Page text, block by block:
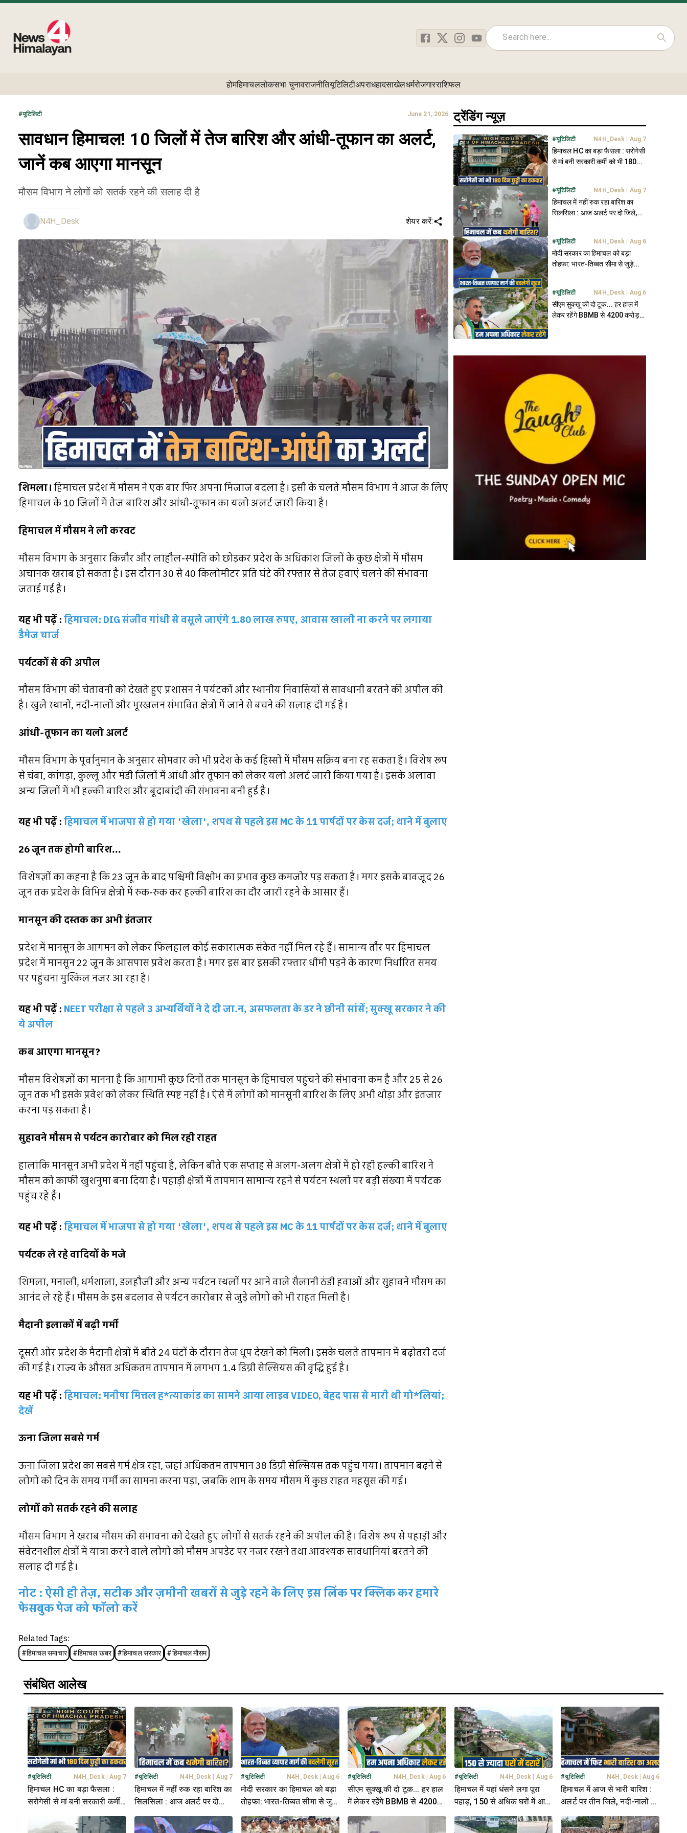
होमहिमाचललोकसभा चुनावराजनीतियूटिलिटीअपराधहादसाखेलधर्मरोजगारराशिफल
#यूटिलिटी June 21, 2026
सावधान हिमाचल! 10 जिलों में तेज बारिश और आंधी-तूफान का अलर्ट,
जानें कब आएगा मानसून
मौसम विभाग ने लोगों को सतर्क रहने की सलाह दी है
N4H_Desk शेयर करें:
शिमला।हिमाचल प्रदेश में मौसम ने एक बार फिर अपना मिजाज बदला है। इसी के चलते मौसम विभाग ने आज के लिए
हिमाचल के 10 जिलों में तेज बारिश और आंधी-तूफान का यलो अलर्ट जारी किया है।
हिमाचल में मौसम ने ली करवट
मौसम विभाग के अनुसार किन्नौर और लाहौल-स्पीति को छोड़कर प्रदेश के अधिकांश जिलों के कुछ क्षेत्रों में मौसम
अचानक खराब हो सकता है। इस दौरान 30 से 40 किलोमीटर प्रति घंटे की रफ्तार से तेज हवाएं चलने की संभावना
जताई गई है।
यह भी पढ़ें :हिमाचल: DIG संजीव गांधी से वसूले जाएंगे 1.80 लाख रुपए, आवास खाली ना करने पर लगाया
डैमेज चार्ज
पर्यटकों से की अपील
मौसम विभाग की चेतावनी को देखते हुए प्रशासन ने पर्यटकों और स्थानीय निवासियों से सावधानी बरतने की अपील की
है। खुले स्थानों, नदी-नालों और भूस्खलन संभावित क्षेत्रों में जाने से बचने की सलाह दी गई है।
आंधी-तूफान का यलो अलर्ट
मौसम विभाग के पूर्वानुमान के अनुसार सोमवार को भी प्रदेश के कई हिस्सों में मौसम सक्रिय बना रह सकता है। विशेष रूप
से चंबा, कांगड़ा, कुल्लू और मंडी जिलों में आंधी और तूफान को लेकर यलो अलर्ट जारी किया गया है। इसके अलावा
अन्य जिलों में भी हल्की बारिश और बूंदाबांदी की संभावना बनी हुई है।
यह भी पढ़ें :हिमाचल में भाजपा से हो गया 'खेला', शपथ से पहले इस MC के 11 पार्षदों पर केस दर्ज; थाने में बुलाए
26 जून तक होगी बारिश...
विशेषज्ञों का कहना है कि 23 जून के बाद पश्चिमी विक्षोभ का प्रभाव कुछ कमजोर पड़ सकता है। मगर इसके बावजूद 26
जून तक प्रदेश के विभिन्न क्षेत्रों में रुक-रुक कर हल्की बारिश का दौर जारी रहने के आसार हैं।
मानसून की दस्तक का अभी इंतजार
प्रदेश में मानसून के आगमन को लेकर फिलहाल कोई सकारात्मक संकेत नहीं मिल रहे हैं। सामान्य तौर पर हिमाचल
प्रदेश में मानसून 22 जून के आसपास प्रवेश करता है। मगर इस बार इसकी रफ्तार धीमी पड़ने के कारण निर्धारित समय
पर पहुंचना मुश्किल नजर आ रहा है।
यह भी पढ़ें : NEET परीक्षा से पहले 3 अभ्यर्थियों ने दे दी जा.न, असफलता के डर ने छीनी सांसें; सुक्खू सरकार ने की
ये अपील
कब आएगा मानसून?
मौसम विशेषज्ञों का मानना है कि आगामी कुछ दिनों तक मानसून के हिमाचल पहुंचने की संभावना कम है और 25 से 26
जून तक भी इसके प्रवेश को लेकर स्थिति स्पष्ट नहीं है। ऐसे में लोगों को मानसूनी बारिश के लिए अभी थोड़ा और इंतजार
करना पड़ सकता है।
सुहावने मौसम से पर्यटन कारोबार को मिल रही राहत
हालांकि मानसून अभी प्रदेश में नहीं पहुंचा है, लेकिन बीते एक सप्ताह से अलग-अलग क्षेत्रों में हो रही हल्की बारिश ने
मौसम को काफी खुशनुमा बना दिया है। पहाड़ी क्षेत्रों में तापमान सामान्य रहने से पर्यटन स्थलों पर बड़ी संख्या में पर्यटक
पहुंच रहे हैं।
यह भी पढ़ें :हिमाचल में भाजपा से हो गया 'खेला', शपथ से पहले इस MC के 11 पार्षदों पर केस दर्ज; थाने में बुलाए
पर्यटक ले रहे वादियों के मजे
शिमला, मनाली, धर्मशाला, डलहौजी और अन्य पर्यटन स्थलों पर आने वाले सैलानी ठंडी हवाओं और सुहावने मौसम का
आनंद ले रहे हैं। मौसम के इस बदलाव से पर्यटन कारोबार से जुड़े लोगों को भी राहत मिली है।
मैदानी इलाकों में बढ़ी गर्मी
दूसरी ओर प्रदेश के मैदानी क्षेत्रों में बीते 24 घंटों के दौरान तेज धूप देखने को मिली। इसके चलते तापमान में बढ़ोतरी दर्ज
की गई है। राज्य के औसत अधिकतम तापमान में लगभग 1.4 डिग्री सेल्सियस की वृद्धि हुई है।
यह भी पढ़ें :हिमाचल: मनीषा मित्तल ह*त्याकांड का सामने आया लाइव VIDEO, बेहद पास से मारी थी गो*लियां;
देखें
ऊना जिला सबसे गर्म
ऊना जिला प्रदेश का सबसे गर्म क्षेत्र रहा, जहां अधिकतम तापमान 38 डिग्री सेल्सियस तक पहुंच गया। तापमान बढ़ने से
लोगों को दिन के समय गर्मी का सामना करना पड़ा, जबकि शाम के समय मौसम में कुछ राहत महसूस की गई।
लोगों को सतर्क रहने की सलाह
मौसम विभाग ने खराब मौसम की संभावना को देखते हुए लोगों से सतर्क रहने की अपील की है। विशेष रूप से पहाड़ी और
संवेदनशील क्षेत्रों में यात्रा करने वाले लोगों को मौसम अपडेट पर नजर रखने तथा आवश्यक सावधानियां बरतने की
सलाह दी गई है।
नोट : ऐसी ही तेज़, सटीक और ज़मीनी खबरों से जुड़े रहने के लिए इस लिंक पर क्लिक कर हमारे
फेसबुक पेज को फॉलो करें
Related Tags:
#हिमाचल समाचार #हिमाचल खबर #हिमाचल सरकार #हिमाचल मौसम
ट्रेंडिंग न्यूज़
#यूटिलिटी N4H_Desk Aug 7
हिमाचल HC का बड़ा फैसला : सरोगेसी
से मां बनी सरकारी कर्मी को भी 180
#यूटिलिटी N4H_Desk Aug 7
हिमाचल में नहीं रुक रहा बारिश का
सिलसिला : आज अलर्ट पर दो जिले,
#यूटिलिटी N4H_Desk Aug 6
मोदी सरकार का हिमाचल को बड़ा
तोहफा: भारत-तिब्बत सीमा से जुड़े
#यूटिलिटी N4H_Desk Aug 6
सीएम सुक्खू की दो टूक... हर हाल में
लेकर रहेंगे BBMB से 4200 करोड़
संबंधित आलेख
#यूटिलिटी N4H_Desk| Aug 7
हिमाचल HC का बड़ा फैसला :
सरोगेसी से मां बनी सरकारी कर्मी
को भी 180 दिन की छुट्टी का हक
#यूटिलिटी N4H_Desk Aug 7
हिमाचल में नहीं रुक रहा बारिश का
सिलसिला : आज अलर्ट पर दो
जिले, जानें मौसम अपडेट
#यूटिलिटी N4H_Desk Aug 6
मोदी सरकार का हिमाचल को बड़ा
तोहफा: भारत-तिब्बत सीमा से जुड़े
180 किमी NH की बदलेगी तस्वीर
#यूटिलिटी N4H_Desk| Aug 6
सीएम सुक्खू की दो टूक... हर हाल
में लेकर रहेंगे BBMB से 4200
करोड़ और चंडीगढ़ में अपना
हिस्सा
#यूटिलिटी N4H_Desk Aug 6
हिमाचल में यहां धंसने लगा पूरा
पहाड़, 150 से अधिक घरों में आई
दरारें, डर के साये में ग्रामीण
#यूटिलिटी N4H_Desk Aug 6
हिमाचल में आज से भारी बारिश :
अलर्ट पर तीन जिले, नदी-नालों के
पास बने घरों को खतरा